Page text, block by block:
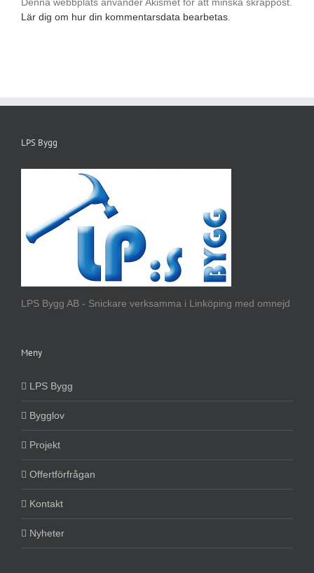
Denna webbplats använder Akismet för att minska skräppost.
Lär dig om hur din kommentarsdata bearbetas.
LPS Bygg
LPS Bygg AB - Snickare verksamma i Linköping med omnejd
Meny
LPS Bygg
Bygglov
Projekt
Offertförfrågan
Kontakt
Nyheter